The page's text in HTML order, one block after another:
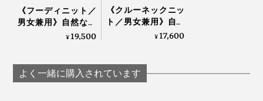
《フーディニット／
男女兼用》自然な調
湿・調温・防臭、フ
シームレスフーデ
ィ」｜BRING
¥19,500
《クルーネックニッ
ト／男女兼用》自然
な調湿・調温・防
WEAR シームレス ク
ルーネック」｜
¥17,600
よく一緒に購入されています